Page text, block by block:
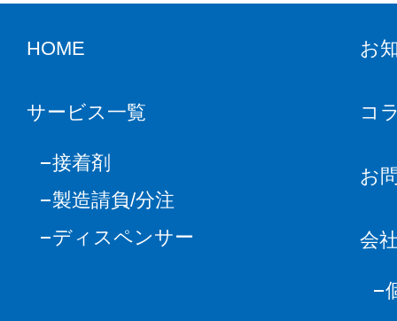
HOME
サービス一覧
接着剤
製造請負/分注
ディスペンサー
お
コ
お
会